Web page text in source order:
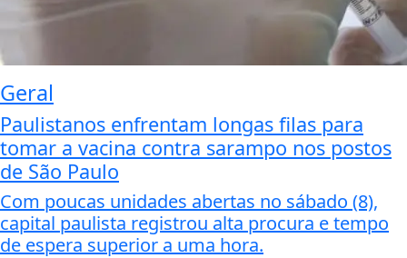
Geral
Paulistanos enfrentam longas filas para
tomar a vacina contra sarampo nos postos
de São Paulo
Com poucas unidades abertas no sábado (8),
capital paulista registrou alta procura e tempo
de espera superior a uma hora.